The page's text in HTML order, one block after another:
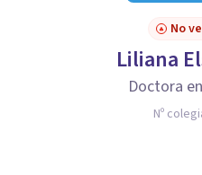
No
Liliana
Doctora
Nº